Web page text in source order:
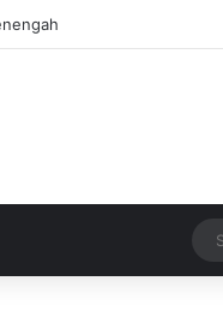
Mendalam